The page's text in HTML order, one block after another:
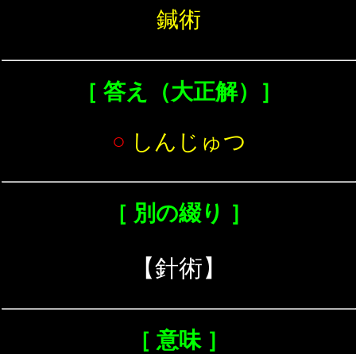
鍼術
［ 答え（大正解）］
○ しんじゅつ
［ 別の綴り ］
【針術】
［ 意味 ］